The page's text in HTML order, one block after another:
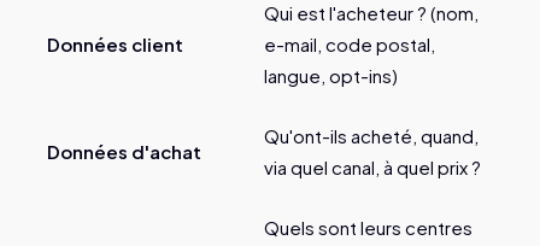
Données client
Qui est l'acheteur ? (nom,
e-mail, code postal,
langue, opt-ins)
Données d'achat
Qu'ont-ils acheté, quand,
via quel canal, à quel prix ?
Quels sont leurs centres